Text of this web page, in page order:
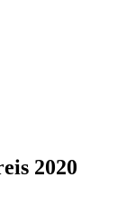
2020